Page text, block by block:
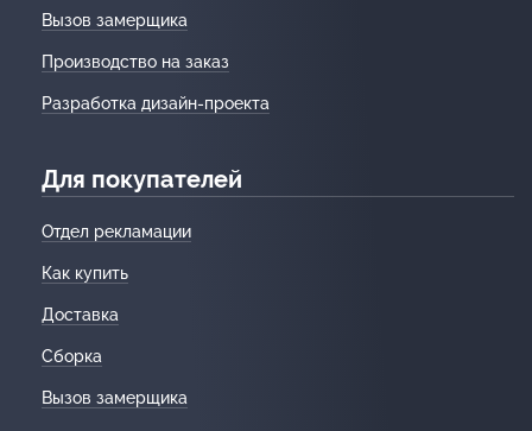
Вызов замерщика
Производство на заказ
Разработка дизайн-проекта
Для покупателей
Отдел рекламации
Как купить
Доставка
Сборка
Вызов замерщика